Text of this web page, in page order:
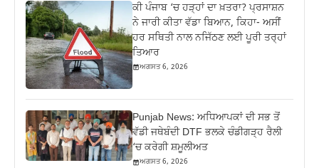
ਕੀ ਪੰਜਾਬ ‘ਚ ਹੜ੍ਹਾਂ ਦਾ ਖ਼ਤਰਾ? ਪ੍ਰਸਾਸ਼ਨ
ਨੇ ਜਾਰੀ ਕੀਤਾ ਵੱਡਾ ਬਿਆਨ, ਕਿਹਾ- ਅਸੀਂ
ਹਰ ਸਥਿਤੀ ਨਾਲ ਨਜਿੱਠਣ ਲਈ ਪੂਰੀ ਤਰ੍ਹਾਂ
ਤਿਆਰ
ਅਗਸਤ 6, 2026
Punjab News: ਅਧਿਆਪਕਾਂ ਦੀ ਸਭ ਤੋਂ
ਵੱਡੀ ਜਥੇਬੰਦੀ DTF ਭਲਕੇ ਚੰਡੀਗੜ੍ਹ ਰੈਲੀ
‘ਚ ਕਰੇਗੀ ਸ਼ਮੂਲੀਅਤ
ਅਗਸਤ 6, 2026